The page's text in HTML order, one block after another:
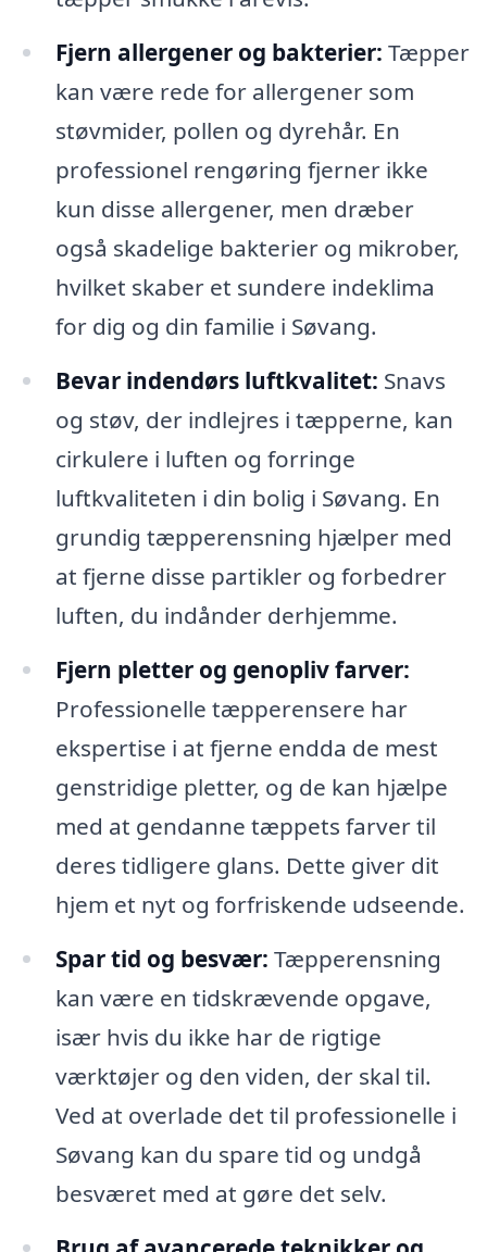
Fjern allergener og bakterier: Tæpper
kan være rede for allergener som
støvmider, pollen og dyrehår. En
professionel rengøring fjerner ikke
kun disse allergener, men dræber
også skadelige bakterier og mikrober,
hvilket skaber et sundere indeklima
for dig og din familie i Søvang.
Bevar indendørs luftkvalitet: Snavs
og støv, der indlejres i tæpperne, kan
cirkulere i luften og forringe
luftkvaliteten i din bolig i Søvang. En
grundig tæpperensning hjælper med
at fjerne disse partikler og forbedrer
luften, du indånder derhjemme.
Fjern pletter og genopliv farver:
Professionelle tæpperensere har
ekspertise i at fjerne endda de mest
genstridige pletter, og de kan hjælpe
med at gendanne tæppets farver til
deres tidligere glans. Dette giver dit
hjem et nyt og forfriskende udseende.
Spar tid og besvær: Tæpperensning
kan være en tidskrævende opgave,
især hvis du ikke har de rigtige
værktøjer og den viden, der skal til.
Ved at overlade det til professionelle i
Søvang kan du spare tid og undgå
besværet med at gøre det selv.